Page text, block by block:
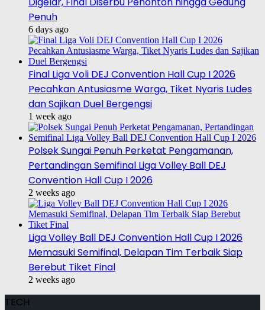
Penuh
6 days ago
Final Liga Voli DEJ Convention Hall Cup I 2026
Pecahkan Antusiasme Warga, Tiket Nyaris Ludes
dan Sajikan Duel Bergengsi
1 week ago
Polsek Sungai Penuh Perketat Pengamanan,
Pertandingan Semifinal Liga Volley Ball DEJ
Convention Hall Cup I 2026
2 weeks ago
Liga Volley Ball DEJ Convention Hall Cup I 2026
Memasuki Semifinal, Delapan Tim Terbaik Siap
Berebut Tiket Final
2 weeks ago
TECH